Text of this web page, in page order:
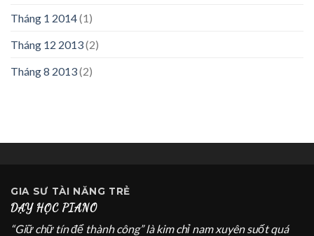
Tháng 1 2014(1)
Tháng 12 2013(2)
Tháng 8 2013(2)
GIA SƯ TÀI NĂNG TRẺ
DẠY HỌC PIANO
“Giữ chữ tín để thành công” là kim chỉ nam xuyên suốt quá